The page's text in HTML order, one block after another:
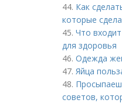
44. Как
которые
45. Что
для здоровья
46. Одежда
47. Яйца
48.
советов,